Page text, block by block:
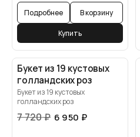
Подробнее В корзину
Купить
Букет из 19 кустовых
голландских роз
Букет из 19 кустовых
голландских роз
7 720₽ 6 950 ₽